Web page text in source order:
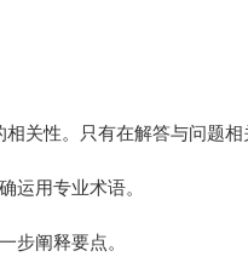
关性。只有在解答与问题
运用专业术语。
步阐释要点。